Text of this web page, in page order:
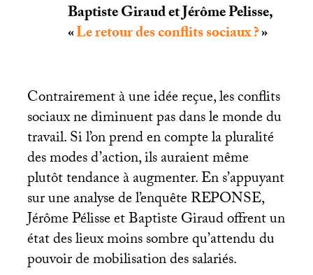
Baptiste Giraud et Jérôme Pelisse,
«Le retour des conflits sociaux?»
Contrairement à une idée reçue, les conflits
sociaux ne diminuent pas dans le monde du
travail. Si l’on prend en compte la pluralité
des modes d’action, ils auraient même
plutôt tendance à augmenter. En s’appuyant
sur une analyse de l’enquêteREPONSE,
Jérôme Pélisse et Baptiste Giraud offrent un
état des lieux moins sombre qu’attendu du
pouvoir de mobilisation des salariés.